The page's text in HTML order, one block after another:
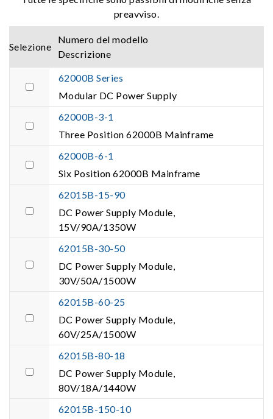
preavviso.
Selezione
Numero del modello
Descrizione
62000B Series
Modular DC Power Supply
62000B-3-1
Three Position 62000B Mainframe
62000B-6-1
Six Position 62000B Mainframe
62015B-15-90
DC Power Supply Module,
15V/90A/1350W
62015B-30-50
DC Power Supply Module,
30V/50A/1500W
62015B-60-25
DC Power Supply Module,
60V/25A/1500W
62015B-80-18
DC Power Supply Module,
80V/18A/1440W
62015B-150-10